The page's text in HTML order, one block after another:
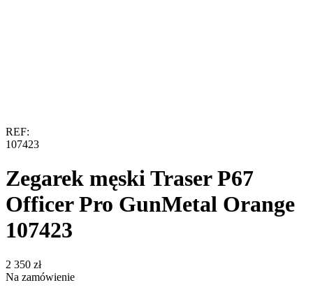
REF:
107423
Zegarek męski Traser P67
Officer Pro GunMetal Orange
107423
‍2 350‍ zł
Na zamówienie